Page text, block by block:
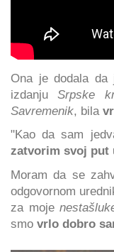
Ona je dodala
izdanjuSrpske
Savremenik, bila
"Kao da sam
zatvorim svoj put
Moram da se
odgovornom
za moje
smo vrlo dobro